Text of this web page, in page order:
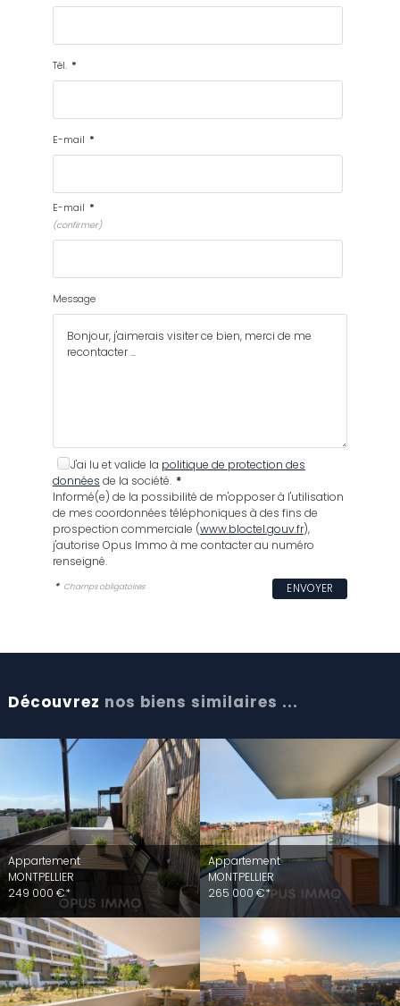
Tél. *
E-mail *
E-mail *
(confirmer)
Message
J'ai lu et valide la politique de protection des
données de la société. *
Informé(e) de la possibilité de m'opposer à l'utilisation
de mes coordonnées téléphoniques à des fins de
prospection commerciale (www.bloctel.gouv.fr),
j'autorise Opus Immo à me contacter au numéro
renseigné.
* Champs obligatoires
Découvrez nos biens similaires ...
Appartement
MONTPELLIER
249 000 €*
Appartement
MONTPELLIER
265 000 €*